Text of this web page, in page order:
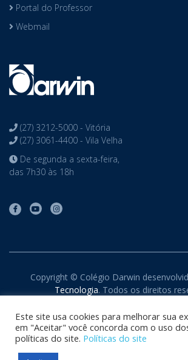
Portal do Professor
Webmail
(27) 3212-5000 - Vitória
(27) 3061-4400 - Vila Velha
De segunda a sexta-feira,
das 7h30 às 18h
Copyright © Colégio Darwin
Tecnologia. Todos os direitos
Este site usa cookies para melhorar sua
em "Aceitar" você concorda com o uso
políticas do site. Políticas do site